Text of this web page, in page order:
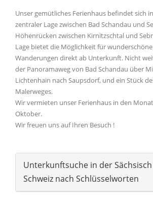
Unser gemütliches Ferienhaus befindet sich
zentraler Lage zwischen Bad Schandau und
Höhenrücken zwischen Kirnitzschtal und
Lage bietet die Möglichkeit für
Wanderungen direkt ab Unterkunft. Nicht
der Panoramaweg von Bad Schandau über
Lichtenhain nach Saupsdorf, und ein Stück
Malerweges.
Wir vermieten unser Ferienhaus in den
Oktober.
Wir freuen uns auf Ihren Besuch !
Unterkunftsuche in der
Schweiz nach Schlüsselworten